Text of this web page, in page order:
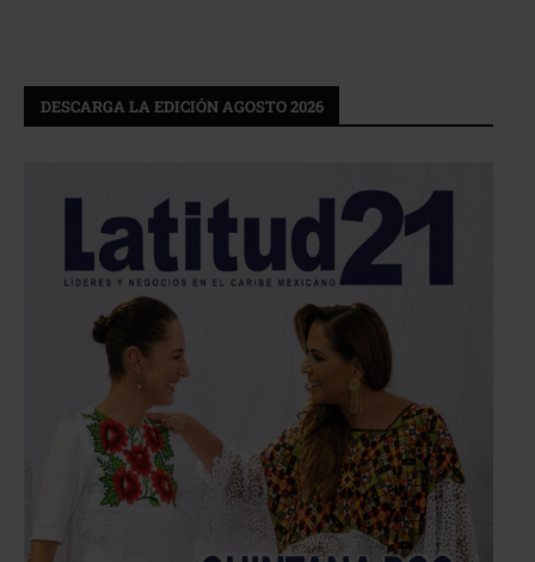
DESCARGA LA EDICIÓN AGOSTO 2026